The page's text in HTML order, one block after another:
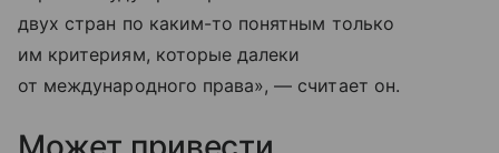
двух стран по каким-то понятным только
им критериям, которые далеки
от международного права», — считает он.